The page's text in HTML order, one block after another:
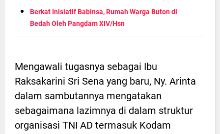
Berkat Inisiatif Babinsa, Rumah Warga Buton di
Bedah Oleh Pangdam XIV/Hsn
Mengawali tugasnya sebagai Ibu
Raksakarini Sri Sena yang baru, Ny. Arinta
dalam sambutannya mengatakan
sebagaimana lazimnya di dalam struktur
organisasi TNI AD termasuk Kodam